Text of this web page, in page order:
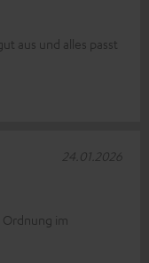
aus und alles passt
im
24.01.2026